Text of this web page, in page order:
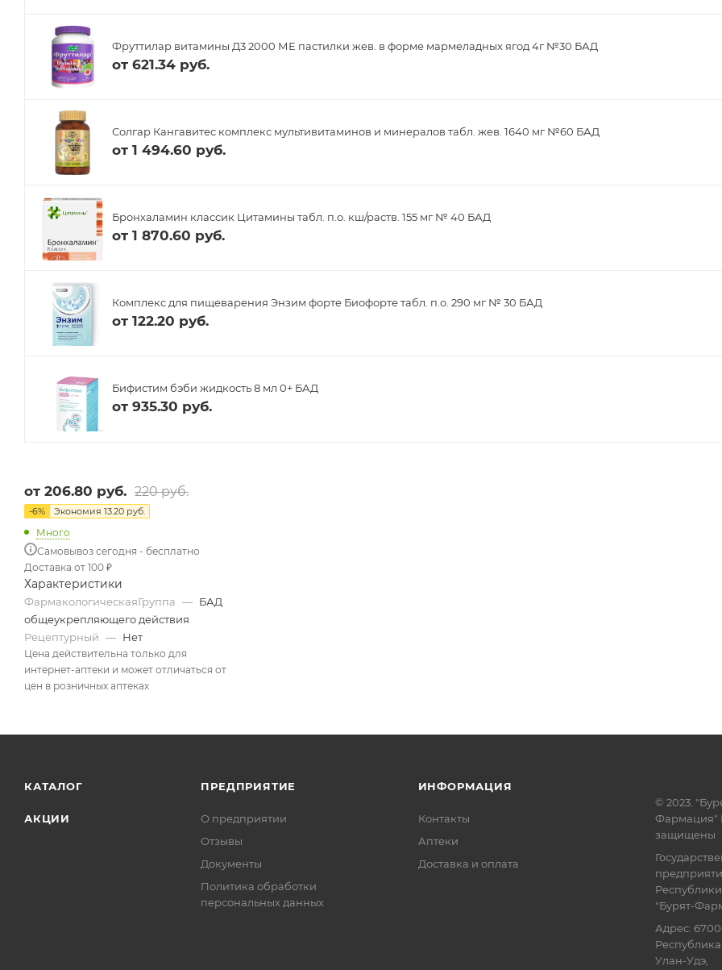
Фруттилар витамины Д3 2000 МЕ пастилки жев. в форме мармеладных ягод 4г №30 БАД
от 621.34 руб.
Солгар Кангавитес комплекс мультивитаминов и минералов табл. жев. 1640 мг №60 БАД
от 1 494.60 руб.
Бронхаламин классик Цитамины табл. п.о. кш/раств. 155 мг № 40 БАД
от 1 870.60 руб.
Комплекс для пищеварения Энзим форте Биофорте табл. п.о. 290 мг № 30 БАД
от 122.20 руб.
Бифистим бэби жидкость 8 мл 0+ БАД
от 935.30 руб.
от 206.80 руб. 220 руб.
-6% Экономия 13.20 руб.
Много
Самовывоз сегодня - бесплатно
Доставка от 100 ₽
Характеристики
ФармакологическаяГруппа — БАД
общеукрепляющего действия
Рецептурный — Нет
Цена действительна только для
интернет-аптеки и может отличаться от
цен в розничных аптеках
КАТАЛОГ
АКЦИИ
ПРЕДПРИЯТИЕ
О предприятии
Отзывы
Документы
Политика обработки
персональных данных
ИНФОРМАЦИЯ
Контакты
Аптеки
Доставка и оплата
© 2023.
Фармация"
защищены
"Бурят-
Адрес:
Республика
Улан-Удэ,